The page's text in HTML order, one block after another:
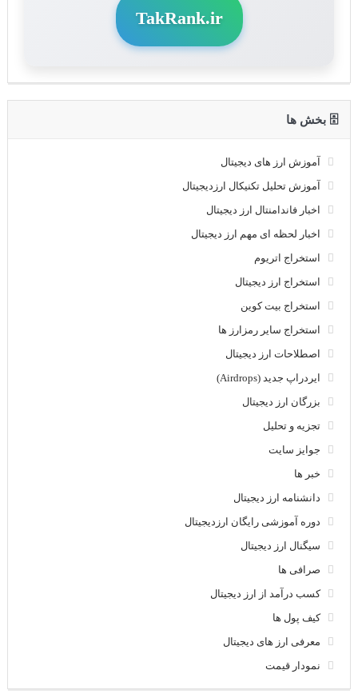
TakRank.ir
🗄 بخش ها
آموزش ارز های دیجیتال
آموزش تحلیل تکنیکال ارزدیجیتال
اخبار فاندامنتال ارز دیجیتال
اخبار لحظه ای مهم ارز دیجیتال
استخراج اتریوم
استخراج ارز دیجیتال
استخراج بیت کوین
استخراج سایر رمزارز ها
اصطلاحات ارز دیجیتال
ایردراپ جدید (Airdrops)
بزرگان ارز دیجیتال
تجزیه و تحلیل
جوایز سایت
خبر ها
دانشنامه ارز دیجیتال
دوره آموزشی رایگان ارزدیجیتال
سیگنال ارز دیجیتال
صرافی ها
کسب درآمد از ارز دیجیتال
کیف پول ها
معرفی ارز های دیجیتال
نمودار قیمت